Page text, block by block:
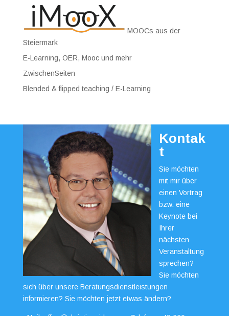
MOOCs aus der
Steiermark
E-Learning, OER, Mooc und mehr
ZwischenSeiten
Blended & flipped teaching / E-Learning
Kontak
t
Sie möchten
mit mir über
einen Vortrag
bzw. eine
Keynote bei
Ihrer
nächsten
Veranstaltung
sprechen?
Sie möchten
sich über unsere Beratungsdienstleistungen
informieren? Sie möchten jetzt etwas ändern?